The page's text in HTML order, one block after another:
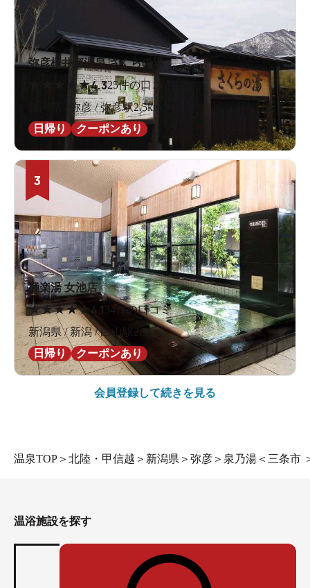
弥彦桜井郷温泉 さくらの湯
★★4.325件の口コミ
新潟県 / 弥彦 / 弥彦駅2.5km
日帰り
クーポンあり
3
極楽湯 女池店
★★★★★4.1
34件の口コミ
新潟県 / 新潟 / 白山駅2.5km
日帰り
クーポンあり
会員登録して続きを見る
温泉TOP ＞ 北陸・甲信越 ＞ 新潟県 ＞ 弥彦 ＞ 泉乃湯＜三条市
温浴施設を探す